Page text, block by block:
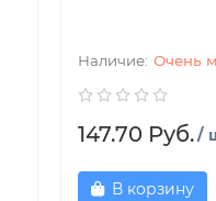
Очень
147.70 Руб./
В корзину